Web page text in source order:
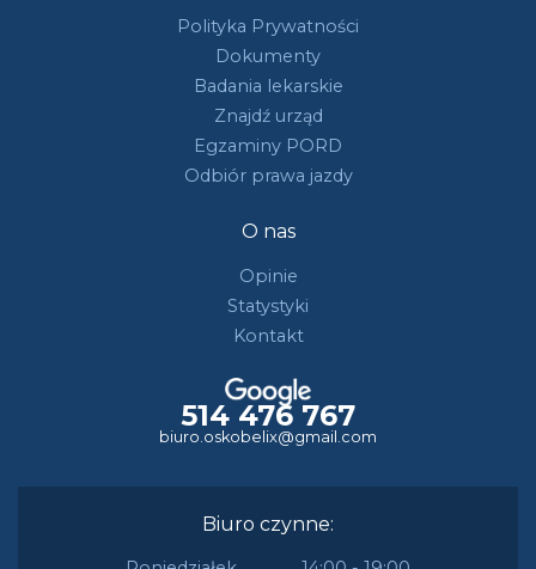
Polityka Prywatności
Dokumenty
Badania lekarskie
Znajdź urząd
Egzaminy PORD
Odbiór prawa jazdy
O nas
Opinie
Statystyki
Kontakt
514 476 767
biuro.oskobelix@gmail.com
Biuro czynne: